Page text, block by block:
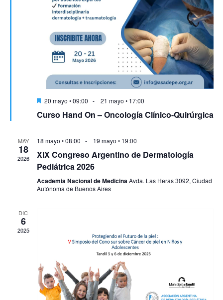
Destacado
20 mayo • 09:00 - 21 mayo • 17:00
Curso Hand On – Oncología Clínico-Quirúrgica
MAY
18
2026
18 mayo • 08:00 - 19 mayo • 19:00
XIX Congreso Argentino de Dermatología
Pediátrica 2026
Academia Nacional de MedicinaAvda. Las Heras 3092, Ciudad
Autónoma de Buenos Aires
DIC
6
2025